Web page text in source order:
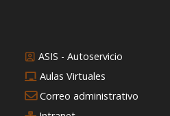
ASIS - Autoservicio
Aulas Virtuales
Correo administrativo